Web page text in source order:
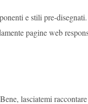
e stili pre-
pagine web
lasciatemi